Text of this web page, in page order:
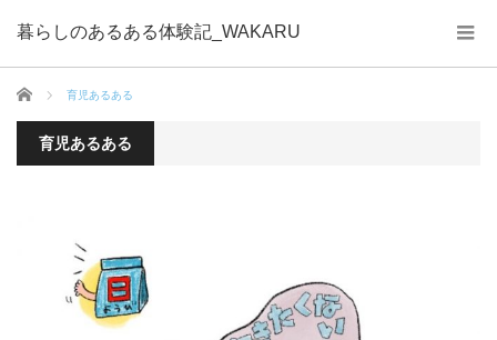
暮らしのあるある体験記_WAKARU
ホーム 育児あるある
育児あるある